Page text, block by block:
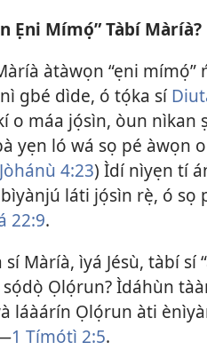
Ẹni Mímọ́” Tàbí Màríà?
àtàwọn “ẹni mímọ́”
gbé dìde, ó tọ́ka sí
o máa jọ́sìn, òun nìkan
yẹn ló wá sọ pé àwọn
Jòhánù 4:23) Ìdí nìyẹn tí
láti jọ́sìn rẹ̀, ó sọ
22:9.
Màríà, ìyá Jésù, tàbí sí
Ọlọ́run? Ìdáhùn
láàárín Ọlọ́run àti
1 Tímótì 2:5.